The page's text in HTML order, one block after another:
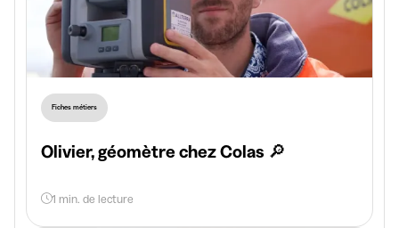
Fiches métiers
Olivier, géomètre chez Colas 🔎
1 min. de lecture